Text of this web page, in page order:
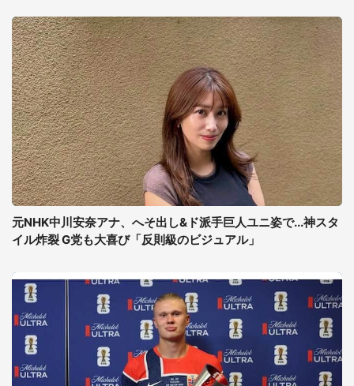
元NHK中川安奈アナ、へそ出し&ド派手巨人ユニ姿で...神スタ
イル炸裂 G党も大喜び「反則級のビジュアル」